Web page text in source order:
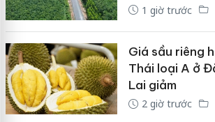
1 giờ trước
Giá sầu riêng
Thái loại A ở
Lai giảm
2 giờ trước